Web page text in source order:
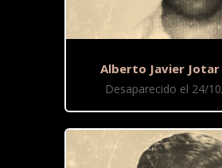
Alberto Javier
Desaparecido el 24/